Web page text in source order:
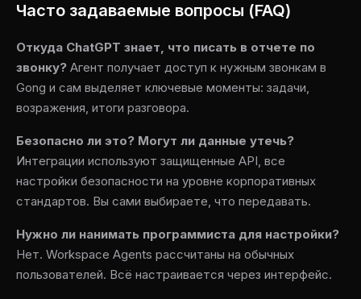
Часто задаваемые вопросы (FAQ)
Откуда ChatGPT знает, что писать в отчете по
звонку? Агент получает доступ к нужным звонкам в
Gong и сам выделяет ключевые моменты: задачи,
возражения, итоги разговора.
Безопасно ли это? Могут ли данные утечь?
Интеграции используют защищенные API, все
настройки безопасности на уровне корпоративных
стандартов. Вы сами выбираете, что передавать.
Нужно ли нанимать программиста для настройки?
Нет. Workspace Agents рассчитаны на обычных
пользователей. Всё настраивается через интерфейс.